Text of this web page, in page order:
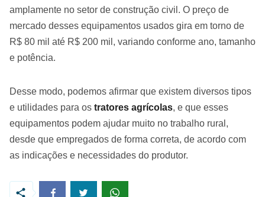
amplamente no setor de construção civil. O preço de
mercado desses equipamentos usados gira em torno de
R$ 80 mil até R$ 200 mil, variando conforme ano, tamanho
e potência.
Desse modo, podemos afirmar que existem diversos tipos
e utilidades para os tratores agrícolas, e que esses
equipamentos podem ajudar muito no trabalho rural,
desde que empregados de forma correta, de acordo com
as indicações e necessidades do produtor.